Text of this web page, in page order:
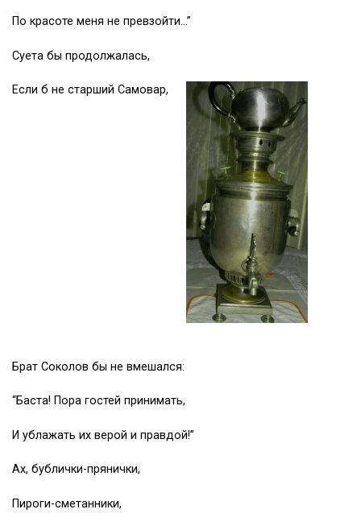
По красоте меня не превзойти…”
Суета бы продолжалась,
Если б не старший Самовар,
Брат Соколов бы не вмешался:
“Баста! Пора гостей принимать,
И ублажать их верой и правдой!”
Ах, бублички-прянички,
Пироги-сметанники,